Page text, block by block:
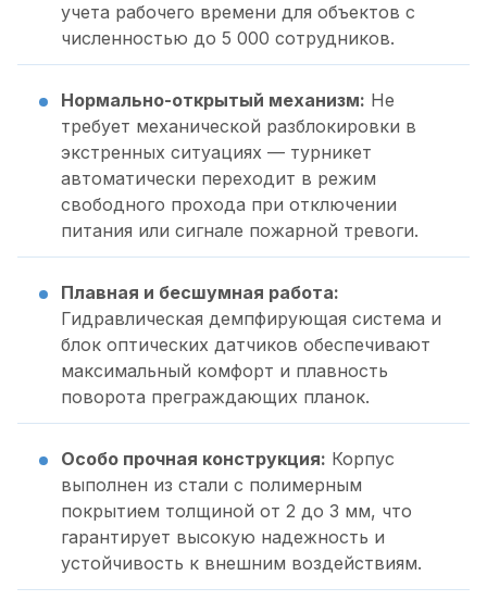
учета рабочего времени для объектов с
численностью до 5 000 сотрудников.
Нормально-открытый механизм: Не
требует механической разблокировки в
экстренных ситуациях — турникет
автоматически переходит в режим
свободного прохода при отключении
питания или сигнале пожарной тревоги.
Плавная и бесшумная работа:
Гидравлическая демпфирующая система и
блок оптических датчиков обеспечивают
максимальный комфорт и плавность
поворота преграждающих планок.
Особо прочная конструкция: Корпус
выполнен из стали с полимерным
покрытием толщиной от 2 до 3 мм, что
гарантирует высокую надежность и
устойчивость к внешним воздействиям.